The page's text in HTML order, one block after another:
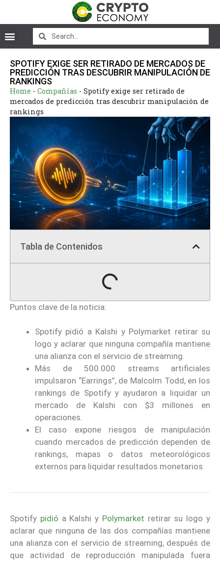
SPOTIFY EXIGE SER RETIRADO DE MERCADOS DE
PREDICCIÓN TRAS DESCUBRIR MANIPULACIÓN DE
RANKINGS
Home - Compañías - Spotify exige ser retirado de
mercados de predicción tras descubrir manipulación de
rankings
Tabla de Contenidos
Puntos clave de la noticia:
Spotify pidió a Kalshi y Polymarket retirar su
logo y aclarar que ninguna compañía mantiene
una alianza con el servicio de streaming.
Más de 500.000 streams artificiales
impulsaron “Earrings”, de Malcolm Todd, en los
rankings de Spotify y ayudaron a liquidar un
mercado de Kalshi con $3 millones en
operaciones.
El caso expone riesgos de manipulación
cuando mercados de predicción dependen de
rankings, mapas o datos meteorológicos
externos para liquidar resultados monetarios.
Spotify pidió a Kalshi y Polymarket retirar su logo y
aclarar que ninguna de las dos compañías mantiene
una alianza con el servicio de streaming, después de
que actividad de reproducción manipulada fuera